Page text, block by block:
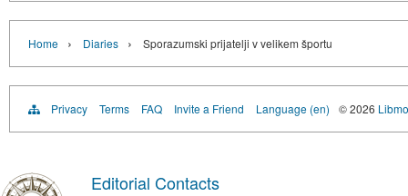
Home › Diaries › Sporazumski prijatelji v velikem športu
Privacy Terms FAQ Invite a Friend Language (en) © 2026
Editorial Contacts